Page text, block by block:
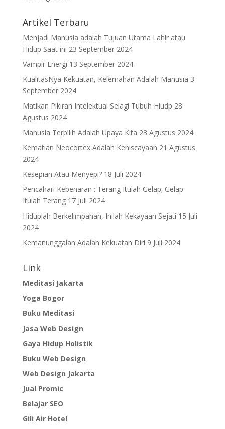
Artikel Terbaru
Menjadi Manusia adalah Tujuan Utama Lahir atau
Hidup Saat ini 23 September 2024
Vampir Energi 13 September 2024
KualitasNya Kekuatan, Kelemahan Adalah Manusia 3
September 2024
Matikan Pikiran Intelektual Selagi Tubuh Hiudp 28
Agustus 2024
Manusia Terpilih Adalah Upaya Kita 23 Agustus 2024
Kematian Neocortex Adalah Keniscayaan 21 Agustus
2024
Kesepian Atau Menyepi? 18 Juli 2024
Pencahari Kebenaran : Terang Itulah Gelap; Gelap
Itulah Terang 17 Juli 2024
Hiduplah Berkelimpahan, Inilah Kekayaan Sejati 15 Juli
2024
Kemanunggalan Adalah Kekuatan Diri 9 Juli 2024
Link
Meditasi Jakarta
Yoga Bogor
Buku Meditasi
Jasa Web Design
Gaya Hidup Holistik
Buku Web Design
Web Design Jakarta
Jual Promic
Belajar SEO
Gili Air Hotel